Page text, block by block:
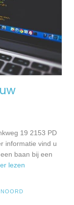
19 2153 PD
informatie vind u
baan bij een
lezen
NOORD